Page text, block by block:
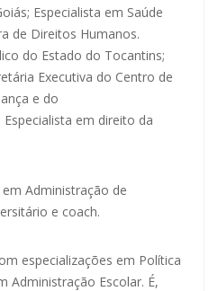
Especialista em Saúde
de Direitos Humanos.
do Estado do Tocantins;
Executiva do Centro de
e do
Especialista em direito da
Administração de
e coach.
especializações em Política
Administração Escolar. É,